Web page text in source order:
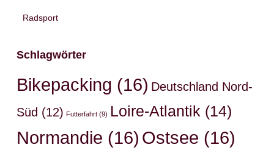
Radsport
Schlagwörter
Bikepacking (16) Deutschland Nord-
Süd (12) Futterfahrt (9) Loire-Atlantik (14)
Normandie (16) Ostsee (16)